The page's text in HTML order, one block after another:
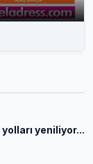
yeniliyor...